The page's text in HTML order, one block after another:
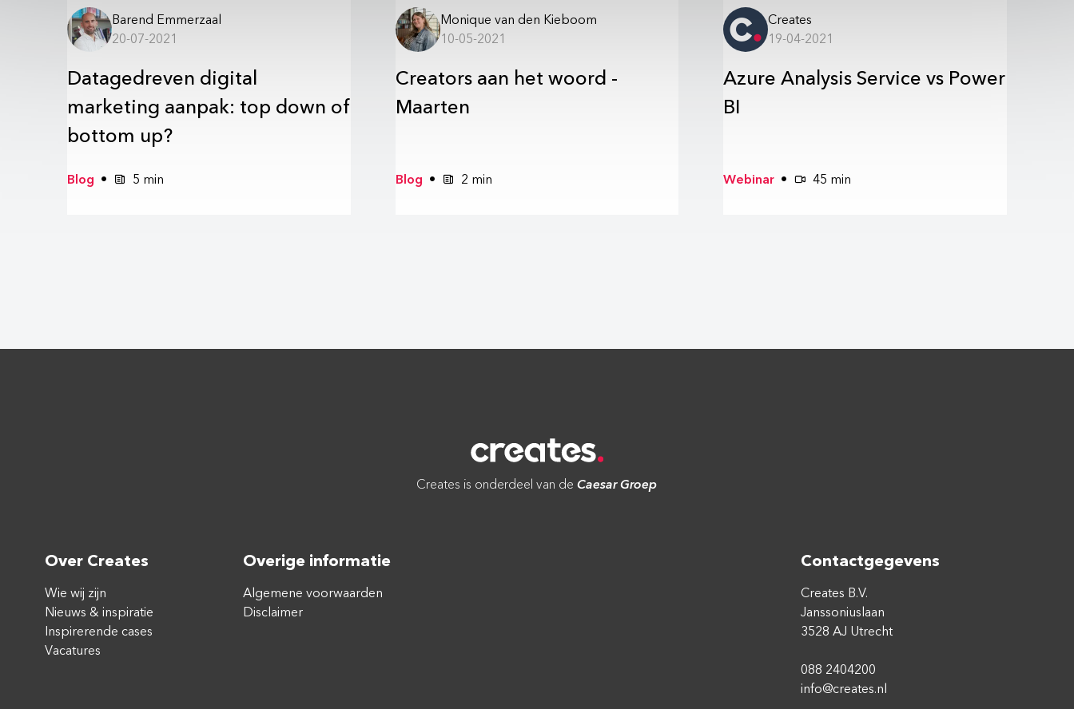
Barend Emmerzaal
20-07-2021
Datagedreven digital
marketing aanpak: top down of
bottom up?
Blog 5 min
Monique van den Kieboom
10-05-2021
Creators aan het woord -
Maarten
Blog 2 min
Creates
19-04-2021
Azure Analysis Service vs Power
BI
Webinar 45 min
Creates is onderdeel van deCaesar Groep
Over Creates
Wie wij zijn
Nieuws & inspiratie
Inspirerende cases
Vacatures
Overige informatie
Algemene voorwaarden
Disclaimer
Contactgegevens
Creates B.V.
Janssoniuslaan
3528 AJ Utrecht
088 2404200
info@creates.nl